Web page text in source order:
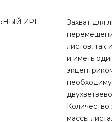
Захват для
листов, так
и иметь
массы